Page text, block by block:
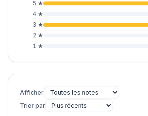
5 ★
4 ★
3 ★
2 ★
1 ★
Afficher
Trier par